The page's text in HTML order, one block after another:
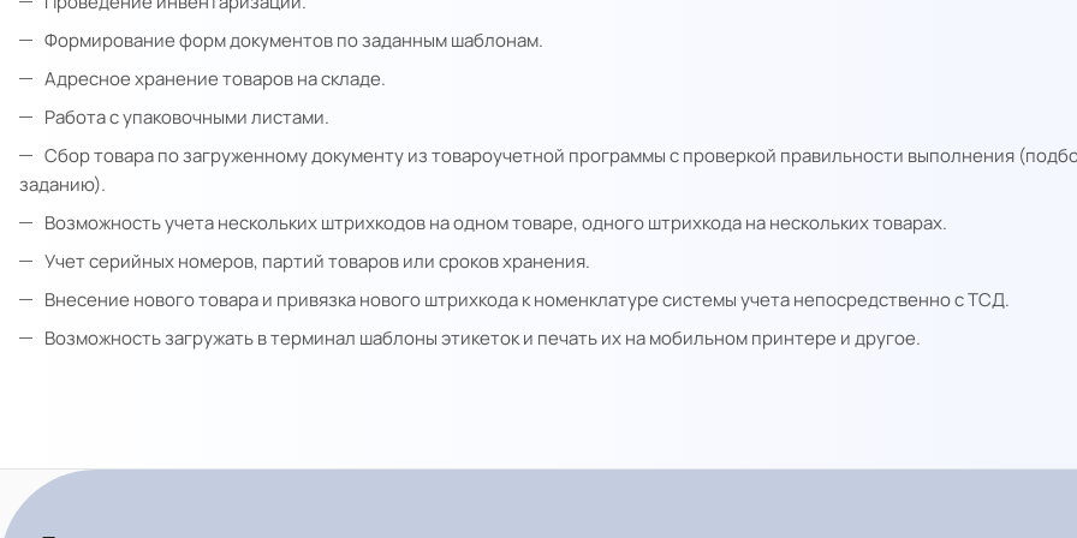
Формирование форм документов по заданным шаблонам.
Адресное хранение товаров на складе.
Работа с упаковочными листами.
Сбор товара по загруженному документу из товароучетной программы с проверкой правильности выполнения
заданию).
Возможность учета нескольких штрихкодов на одном товаре, одного штрихкода на нескольких товарах.
Учет серийных номеров, партий товаров или сроков хранения.
Внесение нового товара и привязка нового штрихкода к номенклатуре системы учета непосредственно с ТСД.
Возможность загружать в терминал шаблоны этикеток и печать их на мобильном принтере и другое.